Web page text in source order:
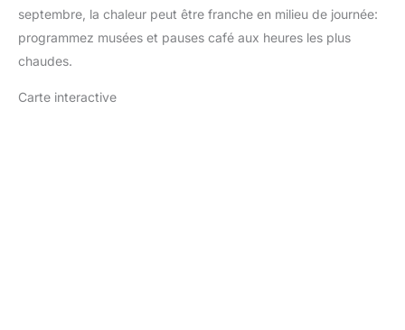
septembre, la chaleur peut être franche en milieu de journée:
programmez musées et pauses café aux heures les plus
chaudes.
Carte interactive